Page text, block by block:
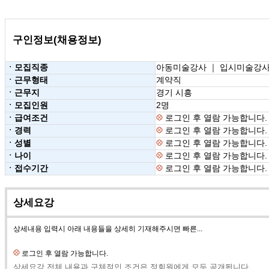
구인정보(채용정보)
ㆍ모집직종
아동미술강사 ｜ 입시미술강
ㆍ근무형태
계약직
ㆍ근무지
경기 시흥
ㆍ모집인원
2명
ㆍ급여조건
로그인 후 열람 가능합니다.
ㆍ경력
로그인 후 열람 가능합니다.
ㆍ성별
로그인 후 열람 가능합니다.
ㆍ나이
로그인 후 열람 가능합니다.
ㆍ접수기간
로그인 후 열람 가능합니다.
상세요강
상세내용 입력시 아래 내용들을 상세히 기재해주시면 빠른...
로그인 후 열람 가능합니다.
상세요강 전체 내용과 구체적인 조건은 정회원에게 모두 공개됩니다.